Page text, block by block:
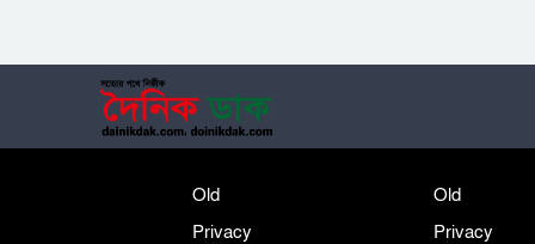
Old
Privacy
Old
Privacy